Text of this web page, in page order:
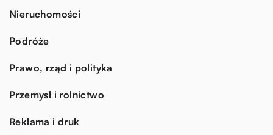
Nieruchomości
Podróże
Prawo, rząd i polityka
Przemysł i rolnictwo
Reklama i druk